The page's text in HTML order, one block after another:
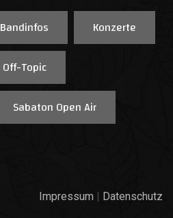
Bandinfos
Konzerte
Off-Topic
Sabaton Open Air
Impressum | Datenschutz